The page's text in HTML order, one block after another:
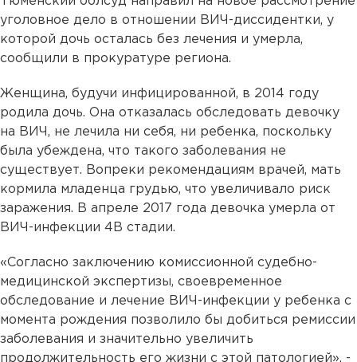
уголовное дело в отношении ВИЧ-диссидентки, у
которой дочь осталась без лечения и умерла,
сообщили в прокуратуре региона.
Женщина, будучи инфицированной, в 2014 году
родила дочь. Она отказалась обследовать девочку
на ВИЧ, не лечила ни себя, ни ребенка, поскольку
была убеждена, что такого заболевания не
существует. Вопреки рекомендациям врачей, мать
кормила младенца грудью, что увеличивало риск
заражения. В апреле 2017 года девочка умерла от
ВИЧ-инфекции 4В стадии.
«Согласно заключению комиссионной судебно-
медицинской экспертизы, своевременное
обследование и лечение ВИЧ-инфекции у ребенка с
момента рождения позволило бы добиться ремиссии
заболевания и значительно увеличить
продолжительность его жизни с этой патологией», -